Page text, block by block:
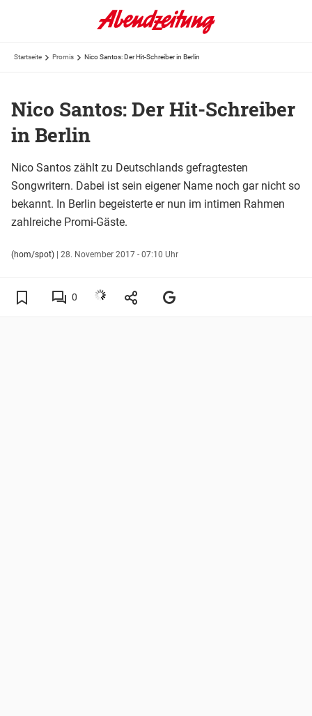
Startseite Promis Nico Santos: Der Hit-Schreiber in Berlin
Nico Santos: Der Hit-Schreiber
in Berlin
Nico Santos zählt zu Deutschlands gefragtesten
Songwritern. Dabei ist sein eigener Name noch gar nicht so
bekannt. In Berlin begeisterte er nun im intimen Rahmen
zahlreiche Promi-Gäste.
(hom/spot) | 28. November 2017 - 07:10 Uhr
0